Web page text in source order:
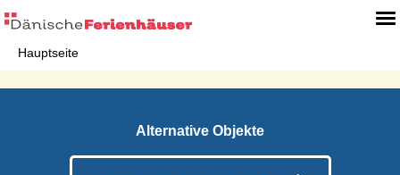
Hauptseite
Alternative Objekte